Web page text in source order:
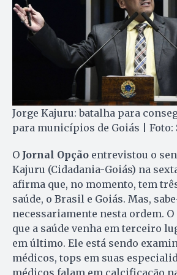
Jorge Kajuru: batalha para
para municípios de Goiás | Foto:
O Jornal Opção entrevistou o
Kajuru (Cidadania-Goiás) na
afirma que, no momento, tem
saúde, o Brasil e Goiás. Mas,
necessariamente nesta ordem.
que a saúde venha em terceiro
em último. Ele está sendo
médicos, tops em suas